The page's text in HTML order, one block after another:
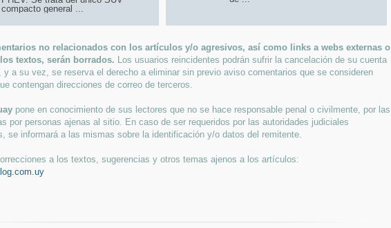
compacto general ...
no relacionados con los artículos y/o agresivos, así como links a webs externas o
textos, serán borrados.
Los usuarios reincidentes podrán sufrir la cancelación de su cuenta
y a su vez, se reserva el derecho a eliminar sin previo aviso comentarios que se consideren
contengan direcciones de correo de terceros.
pone en conocimiento de sus lectores que no se hace responsable penal o civilmente, por las
por personas ajenas al sitio. En caso de ser requeridos por las autoridades judiciales
se informará a las mismas sobre la identificación y/o datos del remitente.
a los textos, sugerencias y otros temas ajenos a los artículos: